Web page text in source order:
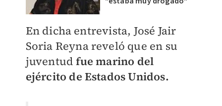
​En dicha entrevista, José Jair
Soria Reyna reveló que en su
juventudfue marino del
ejército de Estados Unidos.